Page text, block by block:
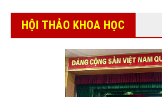
HỘI THẢO KHOA HỌC